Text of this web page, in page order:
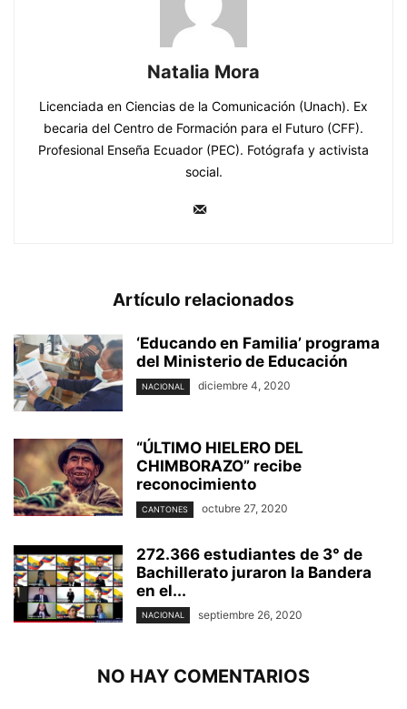
Natalia Mora
Licenciada en Ciencias de la Comunicación (Unach). Ex
becaria del Centro de Formación para el Futuro (CFF).
Profesional Enseña Ecuador (PEC). Fotógrafa y activista
social.
Artículo relacionados
‘Educando en Familia’ programa
del Ministerio de Educación
NACIONAL diciembre 4, 2020
“ÚLTIMO HIELERO DEL
CHIMBORAZO” recibe
reconocimiento
CANTONES octubre 27, 2020
272.366 estudiantes de 3° de
Bachillerato juraron la Bandera
en el...
NACIONAL septiembre 26, 2020
NO HAY COMENTARIOS